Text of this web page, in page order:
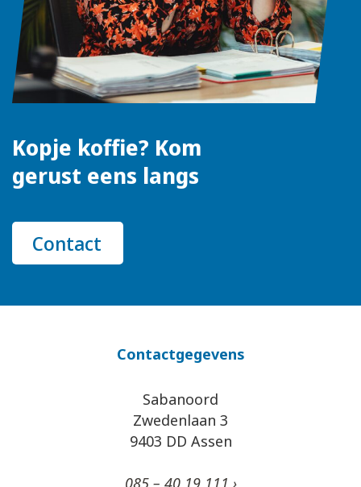
Kopje koffie? Kom
gerust eens langs
Contact
Contactgegevens
Sabanoord
Zwedenlaan 3
9403 DD Assen
085 – 40 19 111 ›